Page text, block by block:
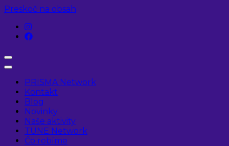
Preskoč na obsah
PRISMA Network
Kontakt
Blog
Novinky
Naše aktivity
TUNE Network
Čo robíme